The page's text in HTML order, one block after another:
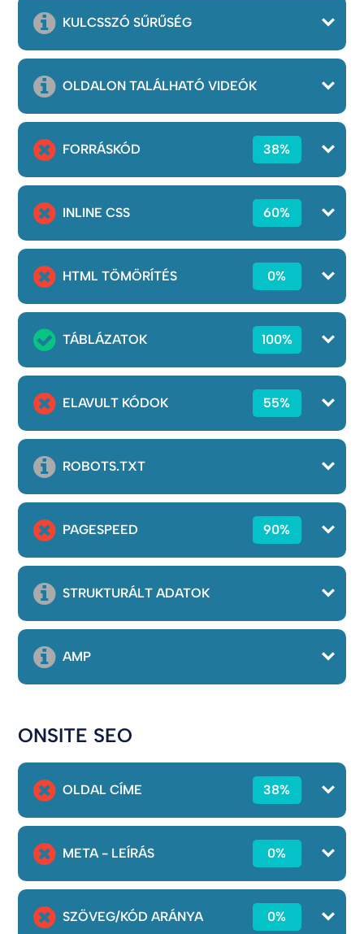
KULCSSZÓ SŰRŰSÉG
OLDALON TALÁLHATÓ VIDEÓK
FORRÁSKÓD 38%
INLINE CSS 60%
HTML TÖMÖRÍTÉS 0%
TÁBLÁZATOK 100%
ELAVULT KÓDOK 55%
ROBOTS.TXT
PAGESPEED 90%
STRUKTURÁLT ADATOK
AMP
ONSITE SEO
OLDAL CÍME 38%
META - LEÍRÁS 0%
SZÖVEG/KÓD ARÁNYA 0%